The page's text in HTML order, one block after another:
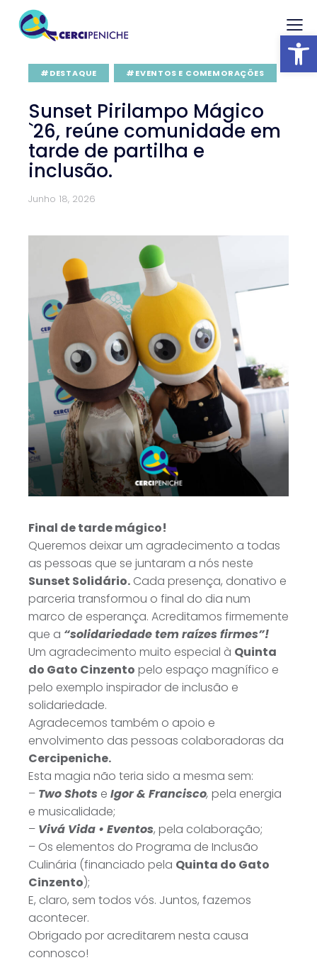
Abrir barra
#DESTAQUE #EVENTOS E COMEMORAÇÕES
Sunset Pirilampo Mágico
`26, reúne comunidade em
tarde de partilha e
inclusão.
Junho 18, 2026
Final de tarde mágico!
Queremos deixar um agradecimento a todas
as pessoas que se juntaram a nós neste
Sunset Solidário. Cada presença, donativo e
parceria transformou o final do dia num
marco de esperança. Acreditamos firmemente
que a “solidariedade tem raízes firmes”!
Um agradecimento muito especial à Quinta
do Gato Cinzento pelo espaço magnífico e
pelo exemplo inspirador de inclusão e
solidariedade.
Agradecemos também o apoio e
envolvimento das pessoas colaboradoras da
Cercipeniche.
Esta magia não teria sido a mesma sem:
– Two Shots e Igor & Francisco, pela energia
e musicalidade;
– Vivá Vida • Eventos, pela colaboração;
– Os elementos do Programa de Inclusão
Culinária (financiado pela Quinta do Gato
Cinzento);
E, claro, sem todos vós. Juntos, fazemos
acontecer.
Obrigado por acreditarem nesta causa
connosco!